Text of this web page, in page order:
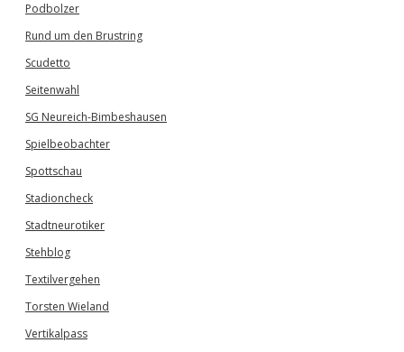
Podbolzer
Rund um den Brustring
Scudetto
Seitenwahl
SG Neureich-Bimbeshausen
Spielbeobachter
Spottschau
Stadioncheck
Stadtneurotiker
Stehblog
Textilvergehen
Torsten Wieland
Vertikalpass